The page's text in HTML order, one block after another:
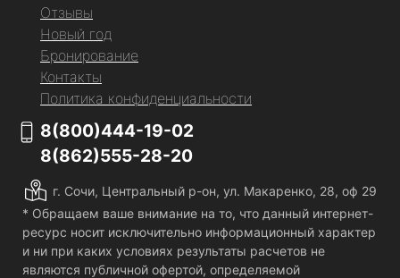
Отзывы
Новый год
Бронирование
Контакты
Политика конфиденциальности
8(800)444-19-02
8(862)555-28-20
г. Сочи, Центральный р-он, ул. Макаренко, 28, оф 29
* Обращаем ваше внимание на то, что данный интернет-
ресурс носит исключительно информационный характер
и ни при каких условиях результаты расчетов не
являются публичной офертой, определяемой